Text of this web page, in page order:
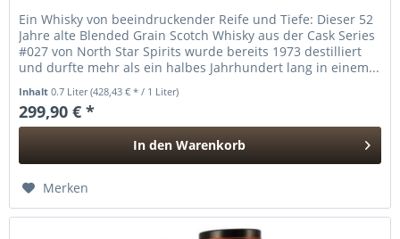
Ein Whisky von beeindruckender Reife und Tiefe: Dieser 52
Jahre alte Blended Grain Scotch Whisky aus der Cask Series
#027 von North Star Spirits wurde bereits 1973 destilliert
und durfte mehr als ein halbes Jahrhundert lang in einem...
Inhalt0.7 Liter(428,43 € * / 1 Liter)
299,90 € *
In den Warenkorb
Merken